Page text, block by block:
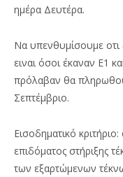
ημέρα Δευτέρα.
Να υπενθυμίσουμε οτι
ειναι όσοι έκαναν Ε1
πρόλαβαν θα
Σεπτέμβριο.
Εισοδηματικό
επιδόματος στήριξης
των εξαρτώμενων